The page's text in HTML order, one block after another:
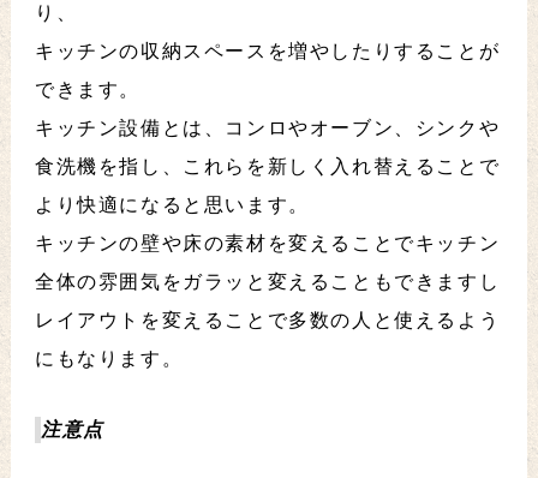
り、
キッチンの収納スペースを増やしたりすることが
できます。
キッチン設備とは、コンロやオーブン、シンクや
食洗機を指し、これらを新しく入れ替えることで
より快適になると思います。
キッチンの壁や床の素材を変えることでキッチン
全体の雰囲気をガラッと変えることもできますし
レイアウトを変えることで多数の人と使えるよう
にもなります。
注意点